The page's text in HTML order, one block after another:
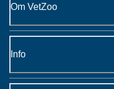
Om VetZoo
Info